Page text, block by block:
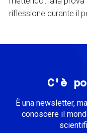
riflessione durante il
C'è
È una newsletter,
conoscere il